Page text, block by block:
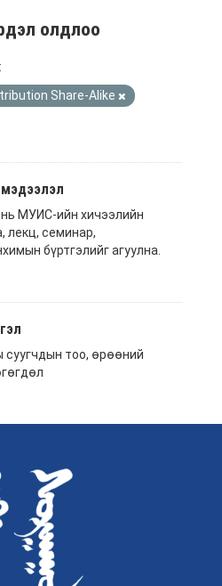
олдлоо
Share-Alike
МУИС-ийн хичээлийн
лекц, семинар,
бүртгэлийг агуулна.
тоо, өрөөний